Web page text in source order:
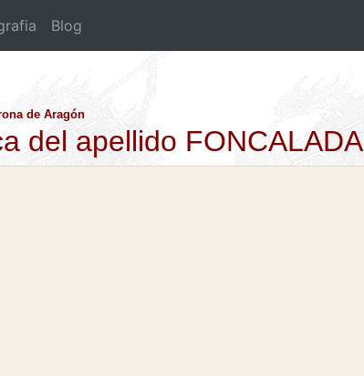
Blog
de Aragón
del apellido FONCALADA